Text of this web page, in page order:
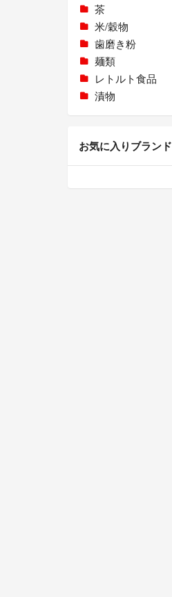
茶
米/穀物
歯磨き粉
麺類
レトルト食品
漬物
お気に入りブランド